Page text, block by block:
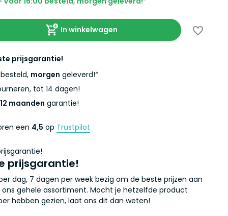
In winkelwagen
prijsgarantie!
morgen geleverd!*
tot 14 dagen!
12 maanden garantie!
een 4,5 op Trustpilot
prijsgarantie!
dag, 7 dagen per week bezig om de beste prijzen aan
gehele assortiment. Mocht je hetzelfde product
hebben gezien, laat ons dit dan weten!